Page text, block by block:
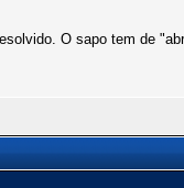
O sapo tem de